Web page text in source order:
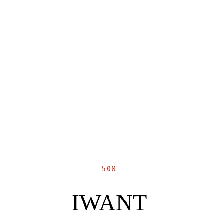
500
IWANT